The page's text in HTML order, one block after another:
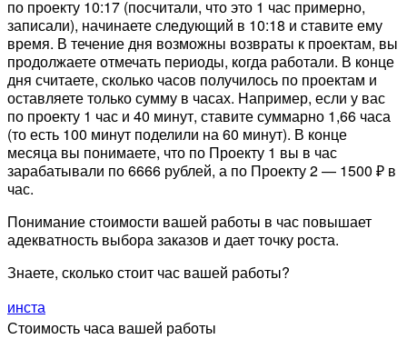
по проекту 10:17 (посчитали, что это 1 час примерно,
записали), начинаете следующий в 10:18 и ставите ему
время. В течение дня возможны возвраты к проектам, вы
продолжаете отмечать периоды, когда работали. В конце
дня считаете, сколько часов получилось по проектам и
оставляете только сумму в часах. Например, если у вас
по проекту 1 час и 40 минут, ставите суммарно 1,66 часа
(то есть 100 минут поделили на 60 минут). В конце
месяца вы понимаете, что по Проекту 1 вы в час
зарабатывали по 6666 рублей, а по Проекту 2 — 1500 ₽ в
час.
Понимание стоимости вашей работы в час повышает
адекватность выбора заказов и дает точку роста.
Знаете, сколько стоит час вашей работы?
инста
Стоимость часа вашей работы